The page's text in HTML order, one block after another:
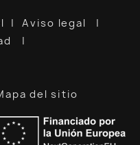
Aviso legal
del sitio